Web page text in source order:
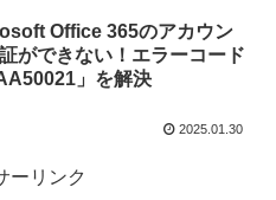
Office 365のアカウン
証ができない！エラーコード
」を解決
2025.01.30
ーリンク